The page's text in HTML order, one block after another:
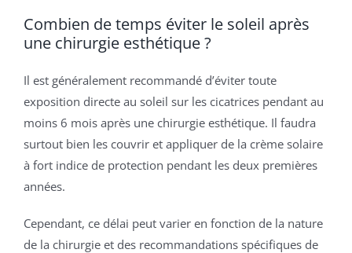
Combien de temps éviter le soleil après
une chirurgie esthétique ?
Il est généralement recommandé d’éviter toute
exposition directe au soleil sur les cicatrices pendant au
moins 6 mois après une chirurgie esthétique. Il faudra
surtout bien les couvrir et appliquer de la crème solaire
à fort indice de protection pendant les deux premières
années.
Cependant, ce délai peut varier en fonction de la nature
de la chirurgie et des recommandations spécifiques de